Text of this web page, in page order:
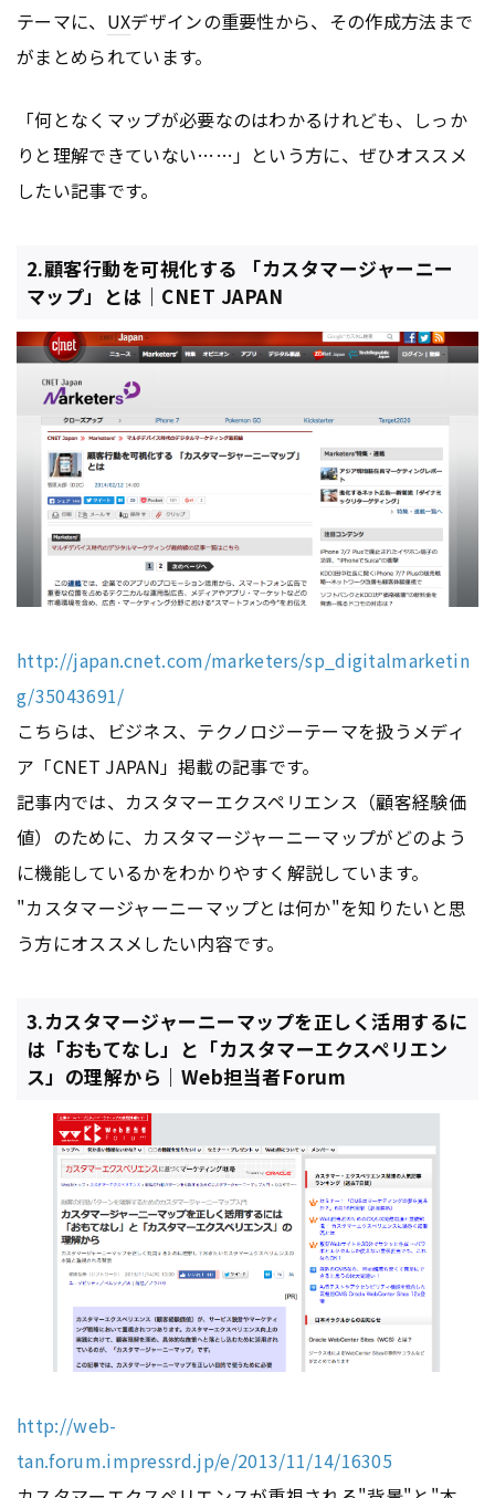
テーマに、 UXデザインの重要性から、その作成方法まで
がまとめられています。
「何となくマップが必要なのはわかるけれども、しっか
りと理解できていない……」という方に、ぜひオススメ
したい記事です。
2.顧客行動を可視化する 「カスタマージャーニー
マップ」とは｜CNET JAPAN
http://japan.cnet.com/marketers/sp_digitalmarketin
g/35043691/
こちらは、ビジネス、テクノロジーテーマを扱うメディ
ア「CNET JAPAN」掲載の記事です。
記事内では、カスタマーエクスペリエンス（顧客経験価
値）のために、カスタマージャーニーマップがどのよう
に機能しているかをわかりやすく解説しています。
"カスタマージャーニーマップとは何か"を知りたいと思
う方にオススメしたい内容です。
3.カスタマージャーニーマップを正しく活用するに
は「おもてなし」と「カスタマーエクスペリエン
ス」の理解から｜Web担当者Forum
http://web-
tan.forum.impressrd.jp/e/2013/11/14/16305